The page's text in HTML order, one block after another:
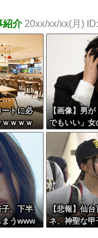
紹介20xx/xx/xx(月)
トに必
ｗｗｗ
【画像】男が
でもいい」女
ング、圧倒的
ば『コレ』w
w w w
、下半
まうwww
【悲報】仙台
ネ、神聖な甲